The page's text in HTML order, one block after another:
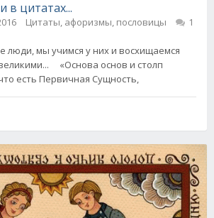
в цитатах...
Цитаты, афоризмы, пословицы 1
люди, мы учимся у них и восхищаемся
основ и столп
есть Первичная Сущность,